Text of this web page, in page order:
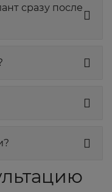
сразу после